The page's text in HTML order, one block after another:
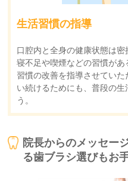
生活習慣の指導
口腔内と全身の健康状態は
寝不足や喫煙などの習慣が
習慣の改善を指導させてい
い続けるためにも、普段の
う。
院長からのメッセー
る歯ブラシ選びもお